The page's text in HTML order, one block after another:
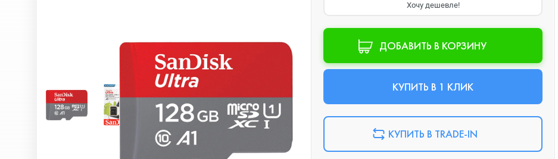
Хочу дешевле!
ДОБАВИТЬ В КОРЗИНУ
КУПИТЬ В 1 КЛИК
КУПИТЬ В TRADE-IN